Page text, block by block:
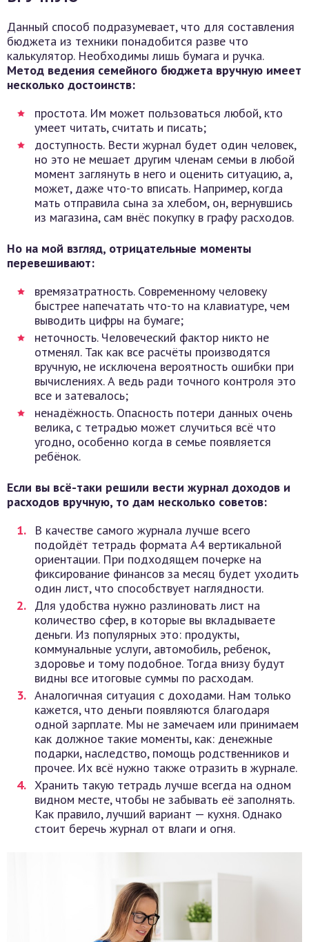
Данный способ подразумевает, что для составления
бюджета из техники понадобится разве что
калькулятор. Необходимы лишь бумага и ручка.
Метод ведения семейного бюджета вручную имеет
несколько достоинств:
простота. Им может пользоваться любой, кто
умеет читать, считать и писать;
доступность. Вести журнал будет один человек,
но это не мешает другим членам семьи в любой
момент заглянуть в него и оценить ситуацию, а,
может, даже что-то вписать. Например, когда
мать отправила сына за хлебом, он, вернувшись
из магазина, сам внёс покупку в графу расходов.
Но на мой взгляд, отрицательные моменты
перевешивают:
времязатратность. Современному человеку
быстрее напечатать что-то на клавиатуре, чем
выводить цифры на бумаге;
неточность. Человеческий фактор никто не
отменял. Так как все расчёты производятся
вручную, не исключена вероятность ошибки при
вычислениях. А ведь ради точного контроля это
все и затевалось;
ненадёжность. Опасность потери данных очень
велика, с тетрадью может случиться всё что
угодно, особенно когда в семье появляется
ребёнок.
Если вы всё-таки решили вести журнал доходов и
расходов вручную, то дам несколько советов:
В качестве самого журнала лучше всего
подойдёт тетрадь формата А4 вертикальной
ориентации. При подходящем почерке на
фиксирование финансов за месяц будет уходить
один лист, что способствует наглядности.
Для удобства нужно разлиновать лист на
количество сфер, в которые вы вкладываете
деньги. Из популярных это: продукты,
коммунальные услуги, автомобиль, ребенок,
здоровье и тому подобное. Тогда внизу будут
видны все итоговые суммы по расходам.
Аналогичная ситуация с доходами. Нам только
кажется, что деньги появляются благодаря
одной зарплате. Мы не замечаем или принимаем
как должное такие моменты, как: денежные
подарки, наследство, помощь родственников и
прочее. Их всё нужно также отразить в журнале.
Хранить такую тетрадь лучше всегда на одном
видном месте, чтобы не забывать её заполнять.
Как правило, лучший вариант — кухня. Однако
стоит беречь журнал от влаги и огня.